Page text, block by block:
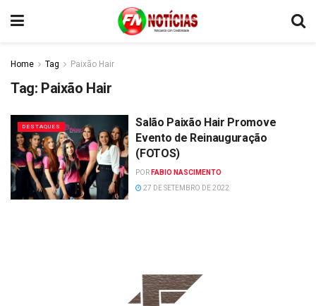
Home Tag Paixão Hair
Tag: Paixão Hair
DESTAQUES
Salão Paixão Hair Promove
Evento de Reinauguração
(FOTOS)
POR FABIO NASCIMENTO
27 DE SETEMBRO DE 2022